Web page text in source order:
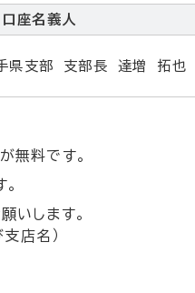
口座名義人
県支部 支部長 達増 拓也
無料です。
いします。
店名）